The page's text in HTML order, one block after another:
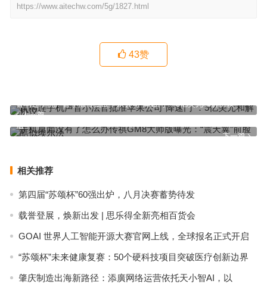
https://www.aitechw.com/5g/1827.html
43赞
上一篇
音响连手机声音小法官批准苹果公司“降速门”：5亿美元和解协议
下一篇
手机桌面没有了怎么办传祺GM8大师版曝光：“震天翼”前脸酷似埃尔
法
相关推荐
第四届“苏颂杯”60强出炉，八月决赛蓄势待发
载誉登展，焕新出发 | 思乐得全新亮相百货会
GOAI 世界人工智能开源大赛官网上线，全球报名正式开启
“苏颂杯”未来健康复赛：50个硬科技项目突破医疗创新边界
肇庆制造出海新路径：添廣网络运营依托天小智AI，以